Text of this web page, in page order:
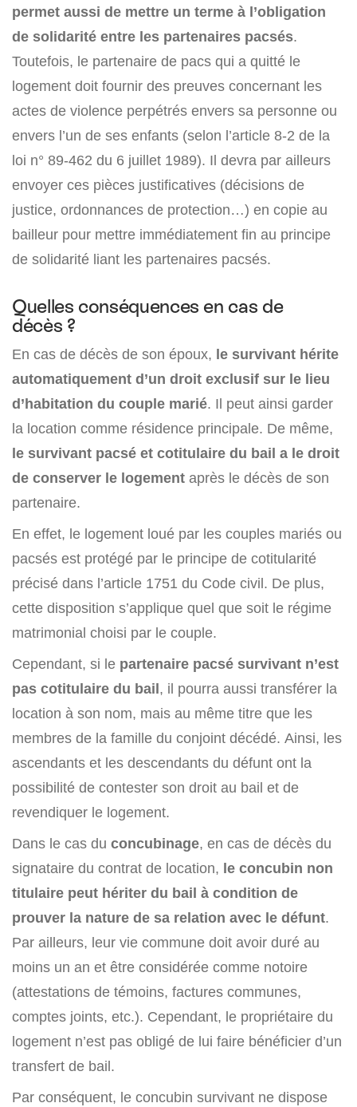
permet aussi de mettre un terme à l’obligation
de solidarité entre les partenaires pacsés.
Toutefois, le partenaire de pacs qui a quitté le
logement doit fournir des preuves concernant les
actes de violence perpétrés envers sa personne ou
envers l’un de ses enfants (selon l’article 8-2 de la
loi n° 89-462 du 6 juillet 1989). Il devra par ailleurs
envoyer ces pièces justificatives (décisions de
justice, ordonnances de protection…) en copie au
bailleur pour mettre immédiatement fin au principe
de solidarité liant les partenaires pacsés.
Quelles conséquences en cas de
décès ?
En cas de décès de son époux, le survivant hérite
automatiquement d’un droit exclusif sur le lieu
d’habitation du couple marié. Il peut ainsi garder
la location comme résidence principale. De même,
le survivant pacsé et cotitulaire du bail a le droit
de conserver le logement après le décès de son
partenaire.
En effet, le logement loué par les couples mariés ou
pacsés est protégé par le principe de cotitularité
précisé dans l’article 1751 du Code civil. De plus,
cette disposition s’applique quel que soit le régime
matrimonial choisi par le couple.
Cependant, si le partenaire pacsé survivant n’est
pas cotitulaire du bail, il pourra aussi transférer la
location à son nom, mais au même titre que les
membres de la famille du conjoint décédé. Ainsi, les
ascendants et les descendants du défunt ont la
possibilité de contester son droit au bail et de
revendiquer le logement.
Dans le cas du concubinage, en cas de décès du
signataire du contrat de location, le concubin non
titulaire peut hériter du bail à condition de
prouver la nature de sa relation avec le défunt.
Par ailleurs, leur vie commune doit avoir duré au
moins un an et être considérée comme notoire
(attestations de témoins, factures communes,
comptes joints, etc.). Cependant, le propriétaire du
logement n’est pas obligé de lui faire bénéficier d’un
transfert de bail.
Par conséquent, le concubin survivant ne dispose